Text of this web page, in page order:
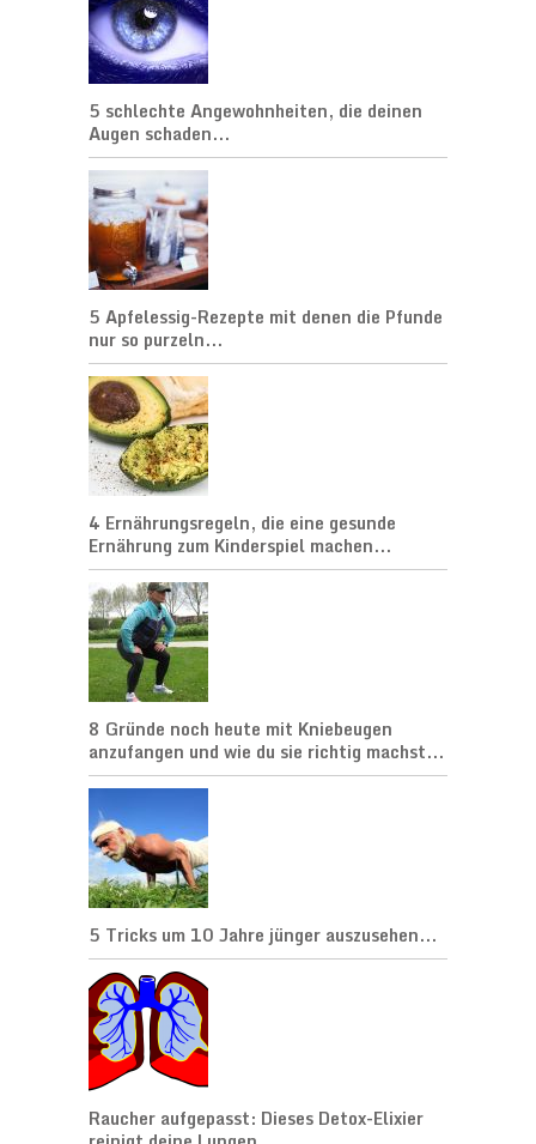
5 schlechte Angewohnheiten, die deinen
Augen schaden...
5 Apfelessig-Rezepte mit denen die Pfunde
nur so purzeln...
4 Ernährungsregeln, die eine gesunde
Ernährung zum Kinderspiel machen...
8 Gründe noch heute mit Kniebeugen
anzufangen und wie du sie richtig machst...
5 Tricks um 10 Jahre jünger auszusehen...
Raucher aufgepasst: Dieses Detox-Elixier